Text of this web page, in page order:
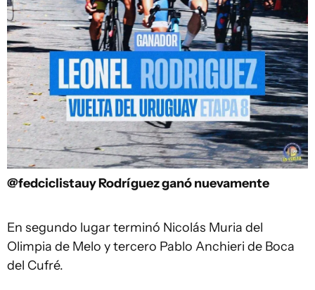
@fedciclistauyRodríguez ganó nuevamente
En segundo lugar terminó Nicolás Muria del
Olimpia de Melo y tercero Pablo Anchieri de Boca
del Cufré.